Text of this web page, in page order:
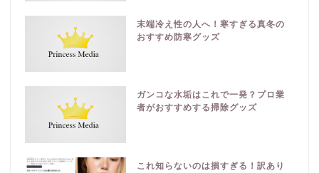
末端冷え性の人へ！寒すぎる真冬の
おすすめ防寒グッズ
ガンコな水垢はこれで一発？プロ業
者がおすすめする掃除グッズ
これ知らないのは損すぎる！訳あり